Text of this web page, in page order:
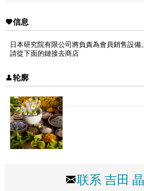
信息
日本研究院有限公司將負責為會員銷售設備。
請從下面的鏈接去商店
轮廓
联系 吉田